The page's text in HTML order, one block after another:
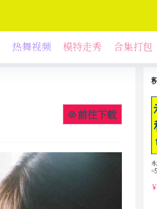
热舞视频 模特走秀 合集打包
前往下载